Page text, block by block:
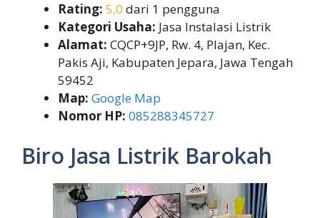
Rating: 5,0 dari 1 pengguna
Kategori Usaha: Jasa Instalasi Listrik
Alamat: CQCP+9JP, Rw. 4, Plajan, Kec.
Pakis Aji, Kabupaten Jepara, Jawa Tengah
59452
Map: Google Map
Nomor HP: 085288345727
Biro Jasa Listrik Barokah